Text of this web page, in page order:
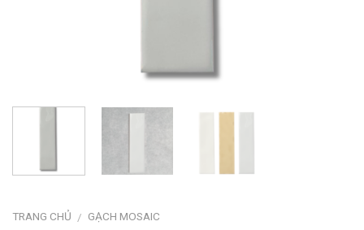
TRANG CHỦ / GẠCH MOSAIC